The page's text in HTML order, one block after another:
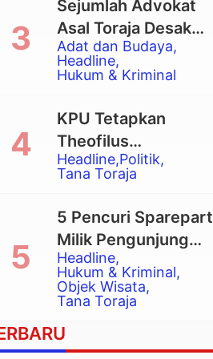
Adat dan Budaya
Headline
Hukum & Kriminal
Sejumlah Advokat
Asal Toraja Desak
Mahkamah Agung
Larang Penggunaan
Eksekusi Rumah
Adat Tongkonan
Headline Politik
Tana Toraja
KPU Tetapkan
Theofilus
Allorerung dan
Zadrak Tombe
sebagai Bupati dan
Wakil Bupati Tana
Toraja Terpilih
Headline
Hukum & Kriminal
Objek Wisata
Tana Toraja
5 Pencuri Sparepart
Milik Pengunjung
Objek Wisata
Pango-Pango
Ditangkap Polisi